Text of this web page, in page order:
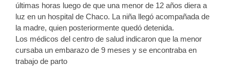
últimas horas luego de que una menor de 12 años diera a
luz en un hospital de Chaco. La niña llegó acompañada de
la madre, quien posteriormente quedó detenida.
Los médicos del centro de salud indicaron que la menor
cursaba un embarazo de 9 meses y se encontraba en
trabajo de parto